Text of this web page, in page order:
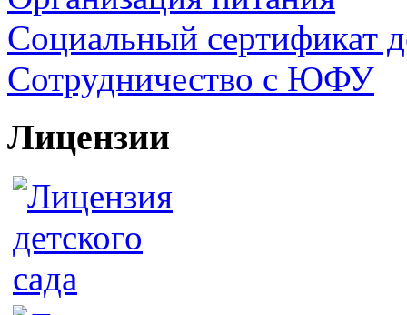
Социальный сертификат
Сотрудничество с ЮФУ
Лицензии